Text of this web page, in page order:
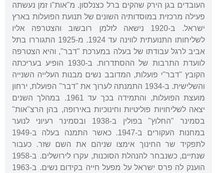
העובדים בגן הירק שהקים ברל כצנלסון. מ"אות"ו זמן נעשתה
פעילה מרכזית במוסדותיה השונים של תנועת הפועלות בארץ
ישראל. ב-1920 נישאה לזלמן רובשוב והצטרפה אליו
לשליחותו התנועתית לווינה עד 1924. מ-1925 התגוררו בתל
אביב לרגל עבודתו של בעלה במערכת "דבר", והיא הצטרפה
לוועדת התרבות של ההסתדרות. ב-1930 הופיע בעריכתה
הקובץ "דבר"י פועלות, המדובב נשים מבנות העלייה השנייה
והשלישית. ב-1934 התמנתה לערוך את "דבר" הפועלת, ירחון
מועצת הפועלות, והתמידה בכך עד 1961. במהלך השנים
יצאה לשליחויות פוליטיות וחינוכיות באירופה, בהן הרצ"אות"
בסמינר "החלוץ" בפולין ב-1938 ובסמינר רעיוני לנוער
במחנות העקורים ב-1947. כאשר התמנה בעלה ב-1949
לתפקיד שר החינוך אימצו שניהם את השם שזר. כעבור
שנתיים, כשנבחר להנהלת הסוכנות, עקרו לירושלים. ב-1958
הוענק לה פרס ישראל על מפעל חייה בקידום נשים. ב-1963